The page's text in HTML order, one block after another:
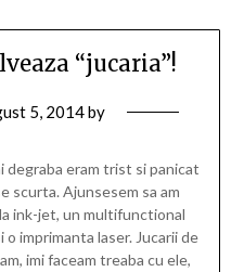
“jucaria”!
5, 2014by
degraba eram trist si panicat
scurta. Ajunsesem sa am
ink-jet, un multifunctional
imprimanta laser. Jucarii de
imi faceam treaba cu ele,